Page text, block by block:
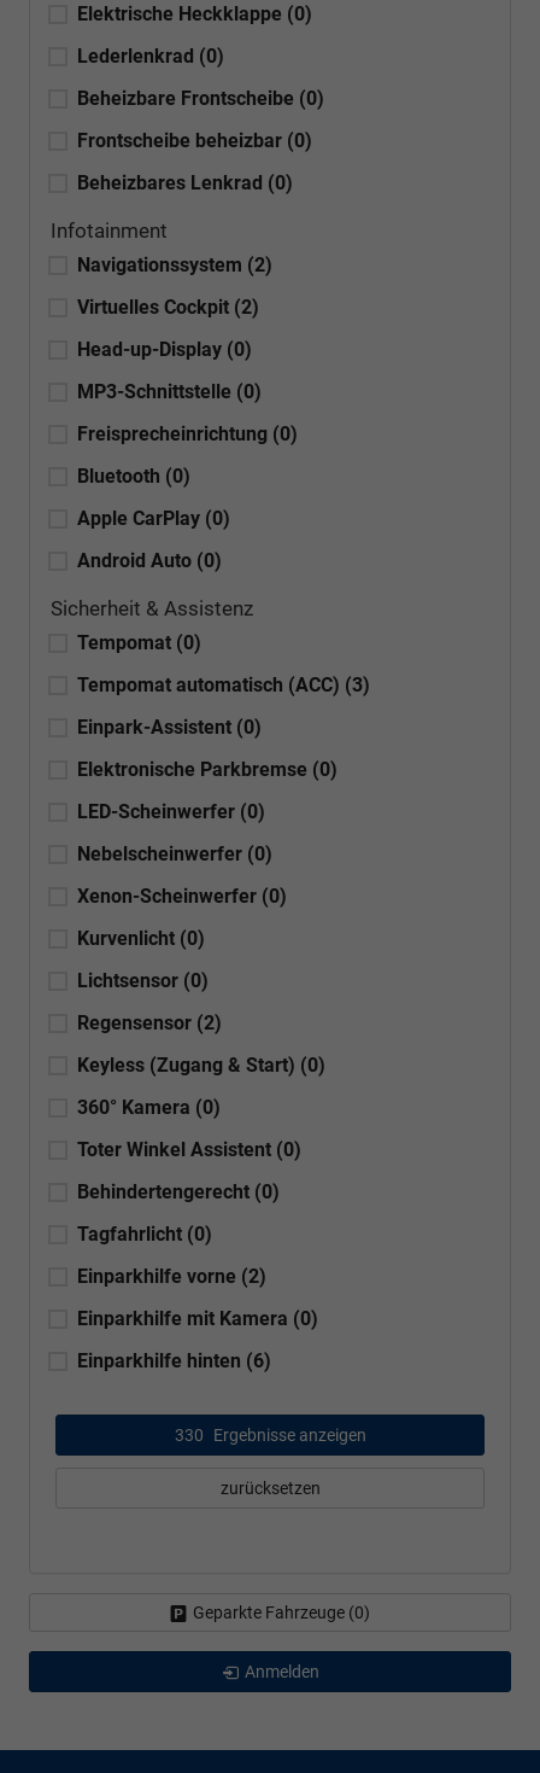
Elektrische Heckklappe (0)
Lederlenkrad (0)
Beheizbare Frontscheibe (0)
Frontscheibe beheizbar (0)
Beheizbares Lenkrad (0)
Infotainment
Navigationssystem (2)
Virtuelles Cockpit (2)
Head-up-Display (0)
MP3-Schnittstelle (0)
Freisprecheinrichtung (0)
Bluetooth (0)
Apple CarPlay (0)
Android Auto (0)
Sicherheit & Assistenz
Tempomat (0)
Tempomat automatisch (ACC) (3)
Einpark-Assistent (0)
Elektronische Parkbremse (0)
LED-Scheinwerfer (0)
Nebelscheinwerfer (0)
Xenon-Scheinwerfer (0)
Kurvenlicht (0)
Lichtsensor (0)
Regensensor (2)
Keyless (Zugang & Start) (0)
360° Kamera (0)
Toter Winkel Assistent (0)
Behindertengerecht (0)
Tagfahrlicht (0)
Einparkhilfe vorne (2)
Einparkhilfe mit Kamera (0)
Einparkhilfe hinten (6)
330 Ergebnisse anzeigen
zurücksetzen
Geparkte Fahrzeuge (0)
Anmelden